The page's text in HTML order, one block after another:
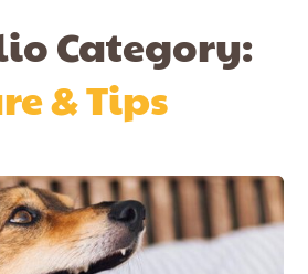
Category:
& Tips